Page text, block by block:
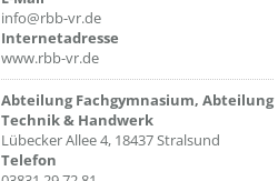
info@rbb-vr.de
Internetadresse
www.rbb-vr.de
Abteilung Fachgymnasium, Abteilung
Technik & Handwerk
Lübecker Allee 4, 18437 Stralsund
Telefon